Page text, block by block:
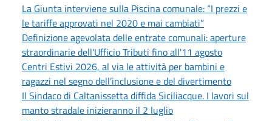
La Giunta interviene sulla Piscina comunale: “I prezzi e
le tariffe approvati nel 2020 e mai cambiati”
Definizione agevolata delle entrate comunali: aperture
straordinarie dell'Ufficio Tributi fino all'11 agosto
Centri Estivi 2026, al via le attività per bambini e
ragazzi nel segno dell’inclusione e del divertimento
Il Sindaco di Caltanissetta diffida Siciliacque. I lavori sul
manto stradale inizieranno il 2 luglio